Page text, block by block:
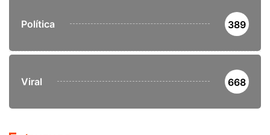
Política 389
Viral 668